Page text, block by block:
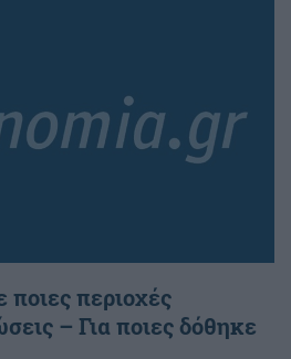
ποιες περιοχές
– Για ποιες δόθηκε